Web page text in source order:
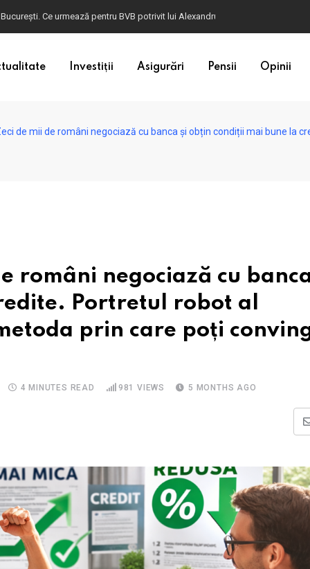
Dacă în România cele mai falsificate bancnote sunt cele de 50 de euro,
Investiții Asigurări Pensii Opinii
Zeci de mii de români negociază cu banca și obțin condiții mai bune
români negociază cu
Portretul robot al
prin care poți
4 MINUTES READ 981 VIEWS 5 MONTHS AGO